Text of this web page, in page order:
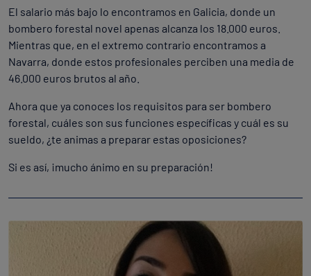
El salario más bajo lo encontramos en Galicia, donde un
bombero forestal novel apenas alcanza los 18.000 euros.
Mientras que, en el extremo contrario encontramos a
Navarra, donde estos profesionales perciben una media de
46.000 euros brutos al año.
Ahora que ya conoces los requisitos para ser bombero
forestal, cuáles son sus funciones específicas y cuál es su
sueldo, ¿te animas a preparar estas oposiciones?
Si es así, ¡mucho ánimo en su preparación!